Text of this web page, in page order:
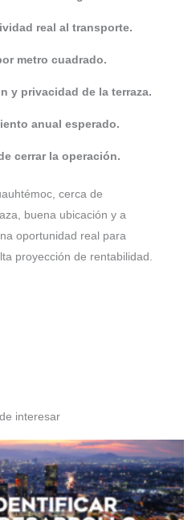
real al transporte.
metro cuadrado.
y privacidad de la terraza.
anual esperado.
cerrar la operación.
cerca de
buena ubicación y a
oportunidad real para
proyección de rentabilidad.
interesar